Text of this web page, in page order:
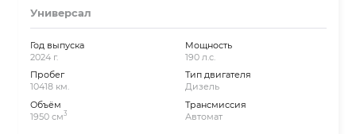
Универсал
Год выпуска
2024 г.
Пробег
10418 км.
Объём
1950 см3
Мощность
190 л.с.
Тип двигателя
Дизель
Трансмиссия
Автомат